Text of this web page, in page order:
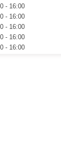
16:00
16:00
16:00
16:00
16:00